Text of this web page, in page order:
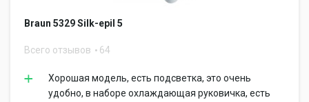
Braun 5329 Silk-epil 5
Всего отзывов 64
Хорошая модель, есть подсветка, это очень
удобно, в наборе охлаждающая руковичка, есть